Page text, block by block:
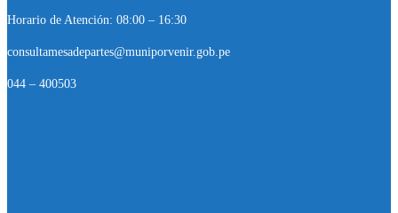
Horario de Atención: 08:00 – 16:30
consultamesadepartes@muniporvenir.gob.pe
044 – 400503